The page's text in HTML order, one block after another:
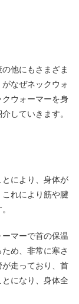
他にもさまざま
なぜネックウォ
ウォーマーを身
していきます。
により、身体が
れにより筋や腱
マーで首の保温
め、非常に寒さ
走っており、首
になり、身体全